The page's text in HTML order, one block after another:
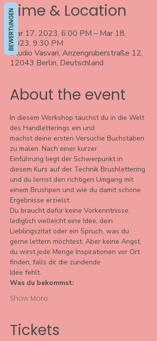
Time & Location
Mar 17, 2023, 6:00 PM – Mar 18,
2023, 9:30 PM
Studio Vasvari, Anzengruberstraße 12,
12043 Berlin, Deutschland
About the event
In diesem Workshop tauchst du in die Welt
des Handletterings ein und
machst deine ersten Versuche Buchstaben
zu malen. Nach einer kurzer
Einführung liegt der Schwerpunkt in
diesem Kurs auf der Technik Brushlettering
und du lernst den richtigen Umgang mit
einem Brushpen und wie du damit schöne
Ergebnisse erzielst.
Du braucht dafür keine Vorkenntnisse,
lediglich vielleicht eine Idee, dein
Lieblingszitat oder ein Spruch, was du
gerne lettern möchtest. Aber keine Angst,
du wirst jede Menge Inspirationen vor Ort
finden, falls dir die zündende
Idee fehlt.
Was du bekommst:
Show More
Tickets
BEWERTUNGEN